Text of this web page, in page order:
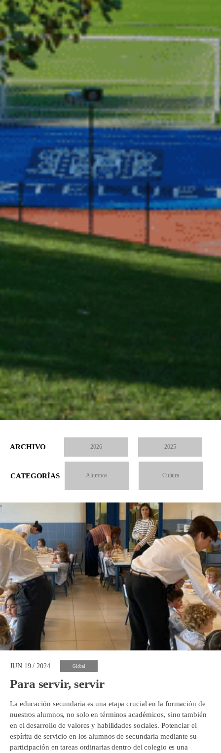
ARCHIVO 2026 2025
CATEGORÍAS Alumnos Cultura
JUN 19 / 2024 Global
Para servir, servir
La educación secundaria es una etapa crucial en la formación de
nuestros alumnos, no solo en términos académicos, sino también
en el desarrollo de valores y habilidades sociales. Potenciar el
espíritu de servicio en los alumnos de secundaria mediante su
participación en tareas ordinarias dentro del colegio es una